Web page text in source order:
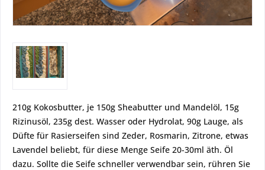
210g Kokosbutter, je 150g Sheabutter und Mandelöl, 15g
Rizinusöl, 235g dest. Wasser oder Hydrolat, 90g Lauge, als
Düfte für Rasierseifen sind Zeder, Rosmarin, Zitrone, etwas
Lavendel beliebt, für diese Menge Seife 20-30ml äth. Öl
dazu. Sollte die Seife schneller verwendbar sein, rühren Sie